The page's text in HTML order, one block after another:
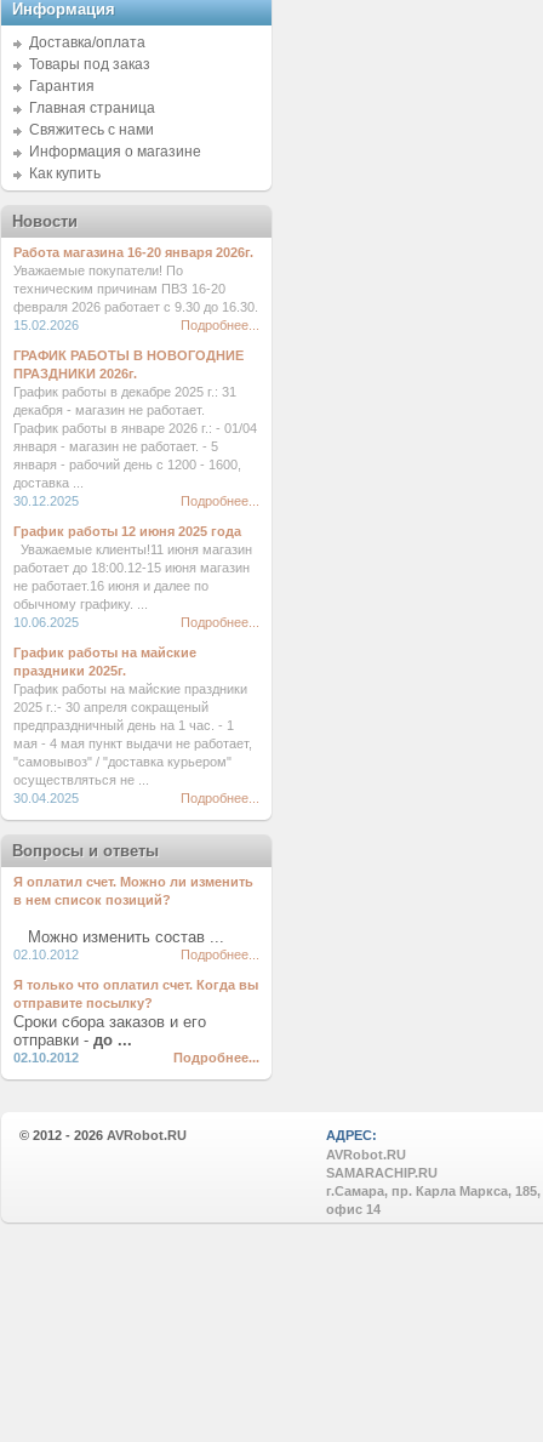
Информация
Доставка/оплата
Товары под заказ
Гарантия
Главная страница
Свяжитесь с нами
Информация о магазине
Как купить
Новости
Работа магазина 16-20 января 2026г.
Уважаемые покупатели! По
техническим причинам ПВЗ 16-20
февраля 2026 работает с 9.30 до 16.30.
15.02.2026
Подробнее...
ГРАФИК РАБОТЫ В НОВОГОДНИЕ
ПРАЗДНИКИ 2026г.
График работы в декабре 2025 г.: 31
декабря - магазин не работает.
График работы в январе 2026 г.: - 01/04
января - магазин не работает. - 5
января - рабочий день с 1200 - 1600,
доставка ...
30.12.2025
Подробнее...
График работы 12 июня 2025 года
Уважаемые клиенты!11 июня магазин
работает до 18:00.12-15 июня магазин
не работает.16 июня и далее по
обычному графику. ...
10.06.2025
Подробнее...
График работы на майские
праздники 2025г.
График работы на майские праздники
2025 г.:- 30 апреля сокращеный
предпраздничный день на 1 час. - 1
мая - 4 мая пункт выдачи не работает,
"самовывоз" / "доставка курьером"
осуществляться не ...
30.04.2025
Подробнее...
Вопросы и ответы
Я оплатил счет. Можно ли изменить
в нем список позиций?
Можно изменить состав ...
02.10.2012 Подробнее...
Я только что оплатил счет. Когда вы
отправите посылку?
Сроки сбора заказов и его
отправки - до ...
02.10.2012 Подробнее...
© 2012 - 2026 AVRobot.RU
АДРЕС:
AVRobot.RU
SAMARACHIP.RU
г.Самара, пр. Карла Маркса, 185,
офис 14